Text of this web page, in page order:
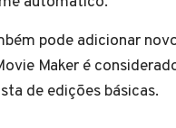
pode adicionar
Maker é
de edições básicas.